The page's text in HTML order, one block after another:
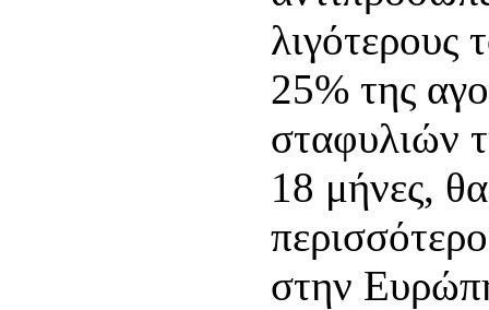
λιγότερους
25% της
σταφυλιών
18 μήνες,
στην